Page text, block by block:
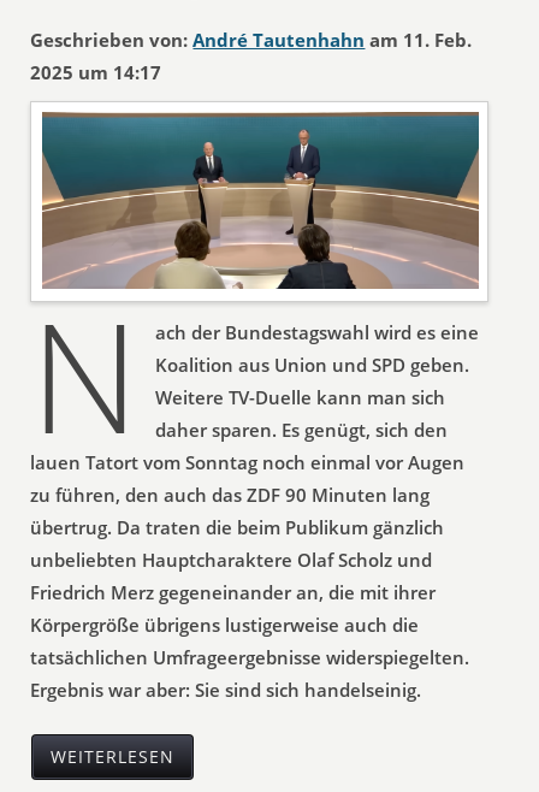
Geschrieben von: André Tautenhahn am 11. Feb.
2025 um 14:17
N
ach der Bundestagswahl wird es eine
Koalition aus Union und SPD geben.
Weitere TV-Duelle kann man sich
daher sparen. Es genügt, sich den
lauen Tatort vom Sonntag noch einmal vor Augen
zu führen, den auch das ZDF 90 Minuten lang
übertrug. Da traten die beim Publikum gänzlich
unbeliebten Hauptcharaktere Olaf Scholz und
Friedrich Merz gegeneinander an, die mit ihrer
Körpergröße übrigens lustigerweise auch die
tatsächlichen Umfrageergebnisse widerspiegelten.
Ergebnis war aber: Sie sind sich handelseinig.
WEITERLESEN